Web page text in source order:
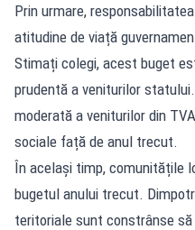
Prin urmare,
atitudine de viață
Stimați colegi, acest buget
prudentă a veniturilor
moderată a veniturilor din
sociale față de anul trecut.
În același timp, comunitățile
bugetul anului trecut.
teritoriale sunt constrânse